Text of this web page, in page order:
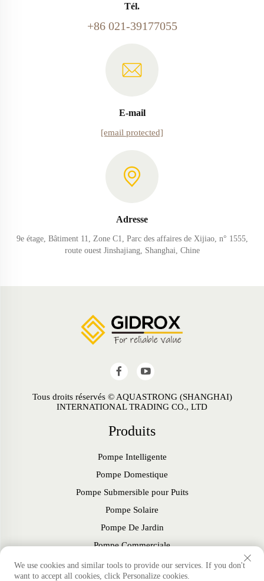
Tél.
+86 021-39177055
E-mail
[email protected]
Adresse
9e étage, Bâtiment 11, Zone C1, Parc des affaires de Xijiao, n° 1555,
route ouest Jinshajiang, Shanghai, Chine
Tous droits réservés © AQUASTRONG (SHANGHAI)
INTERNATIONAL TRADING CO., LTD
Produits
Pompe Intelligente
Pompe Domestique
Pompe Submersible pour Puits
Pompe Solaire
Pompe De Jardin
Pompe Commerciale
Ventilateur
We use cookies and similar tools to provide our services. If you don't
want to accept all cookies, click Personalize cookies.